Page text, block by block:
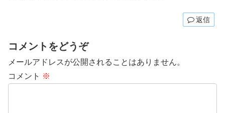
返信
コメントをどうぞ
メールアドレスが公開されることはありません。
コメント ※